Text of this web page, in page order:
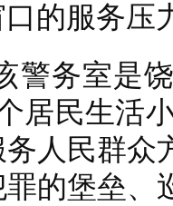
的服务压
警务室是
居民生活
人民群众
的堡垒